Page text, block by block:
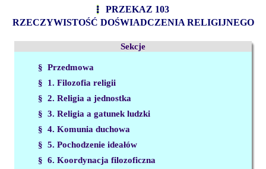
PRZEKAZ 103
RZECZYWISTOŚĆ DOŚWIADCZENIA RELIGIJNEGO
Sekcje
§ Przedmowa
§ 1. Filozofia religii
§ 2. Religia a jednostka
§ 3. Religia a gatunek ludzki
§ 4. Komunia duchowa
§ 5. Pochodzenie ideałów
§ 6. Koordynacja filozoficzna